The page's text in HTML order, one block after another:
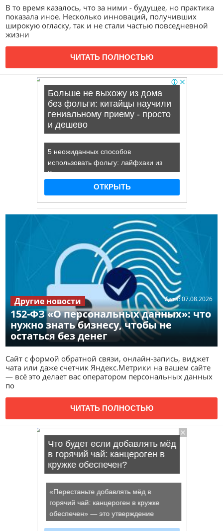
В то время казалось, что за ними - будущее, но практика
показала иное. Несколько инноваций, получивших
широкую огласку, так и не стали частью повседневной
жизни
ЧИТАТЬ ПОЛНОСТЬЮ
152-ФЗ «О персональных данных»: что
нужно знать бизнесу, чтобы не
остаться без денег
Дата:07.08.2026
Другие новости
Сайт с формой обратной связи, онлайн-запись, виджет
чата или даже счетчик Яндекс.Метрики на вашем сайте
— всё это делает вас оператором персональных данных
по
ЧИТАТЬ ПОЛНОСТЬЮ